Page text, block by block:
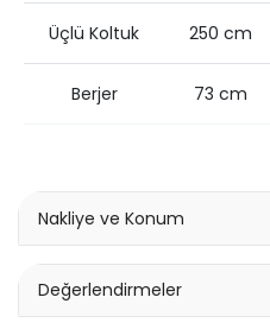
Üçlü Koltuk 250 cm
Berjer 73 cm
Nakliye ve Konum
Değerlendirmeler